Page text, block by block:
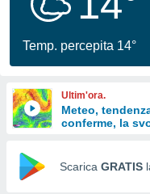
per
le
di
Web
Temp. percepita 14°
Ultim'ora.
Meteo,
conferme, la
Scarica GRATIS